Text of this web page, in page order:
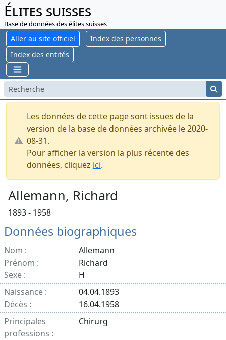
Élites suisses
Base de données des élites suisses
Aller au site officiel
Index des personnes
Index des entités
Les données de cette page sont issues de la
version de la base de données archivée le 2020-
08-31.
Pour afficher la version la plus récente des
données, cliquez ici.
Allemann, Richard
1893 - 1958
Données biographiques
Nom :
Allemann
Prénom :
Richard
Sexe :
H
Naissance :
04.04.1893
Décès :
16.04.1958
Principales
professions :
Chirurg